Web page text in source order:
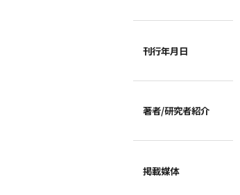
刊行年月日
著者/研究者紹介
掲載媒体